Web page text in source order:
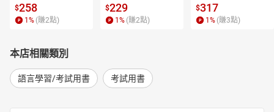
【電子書】
$258
1 % (賺2點)
【電子書】
$229
1 % (賺2點)
書】
$317
1 % (賺3點)
本店相關類別
語言學習/考試用書 考試用書